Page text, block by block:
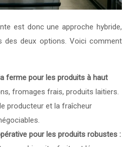
est donc une approche hybride,
des deux options. Voici comment
ferme pour les produits à haut
fromages frais, produits laitiers.
producteur et la fraîcheur
pour les produits robustes :